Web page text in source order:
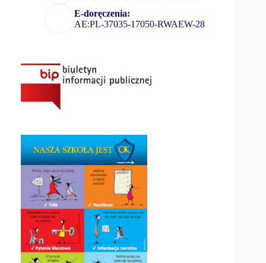
E-doręczenia:
AE:PL-37035-17050-RWAEW-28